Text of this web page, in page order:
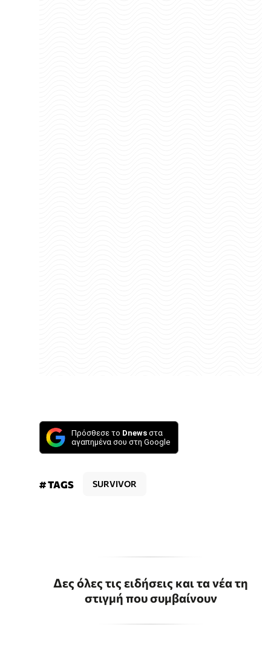
Πρόσθεσε το Dnews στα
αγαπημένα σου στη Google
# TAGS SURVIVOR
Δες όλες τις ειδήσεις και τα νέα τη
στιγμή που συμβαίνουν